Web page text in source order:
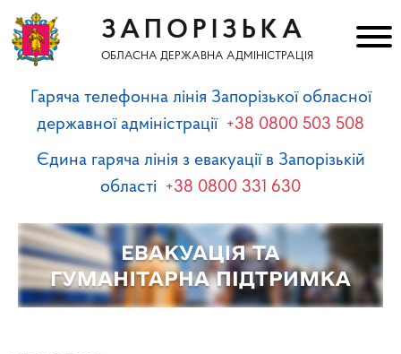
ЗАПОРІЗЬКА
ОБЛАСНА ДЕРЖАВНА АДМІНІСТРАЦІЯ
Гаряча телефонна лінія Запорізької обласної
державної адміністрації +38 0800 503 508
Єдина гаряча лінія з евакуації в Запорізькій
області +38 0800 331 630